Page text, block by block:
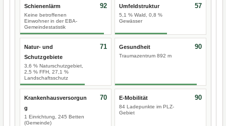
Schienenlärm
Keine betroffenen
Einwohner in der EBA-
Gemeindestatistik
92 Umfeldstruktur
5,1 % Wald, 0,8 %
Gewässer
57
Natur- und
Schutzgebiete
3,6 % Naturschutzgebiet,
2,5 % FFH, 27,1 %
Landschaftsschutz
71 Gesundheit
Traumazentrum 892 m
90
Krankenhausversorgun
g
1 Einrichtung, 245 Betten
(Gemeinde)
70 E-Mobilität
84 Ladepunkte im PLZ-
Gebiet
90